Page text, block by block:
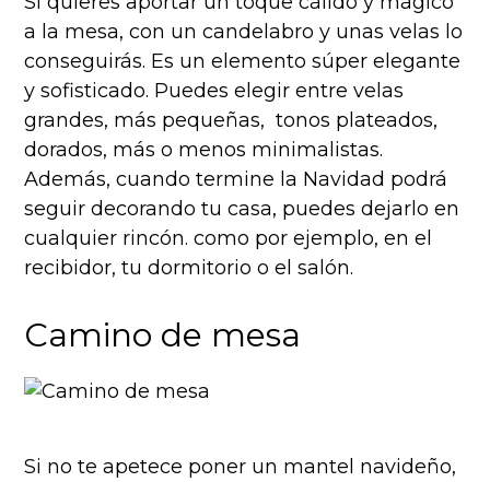
a la mesa, con un candelabro y unas velas lo
conseguirás. Es un elemento súper elegante
y sofisticado. Puedes elegir entre velas
grandes, más pequeñas, tonos plateados,
dorados, más o menos minimalistas.
Además, cuando termine la Navidad podrá
seguir decorando tu casa, puedes dejarlo en
cualquier rincón. como por ejemplo, en el
recibidor, tu dormitorio o el salón.
Camino de mesa
Si no te apetece poner un mantel navideño,